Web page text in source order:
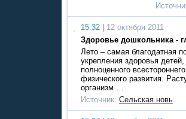
15:32 |
12 октября 2011
Здоровье дошкольника -
Лето – самая благодатная
укрепления здоровья
полноценного
физического развития.
организм …
Источник: Сельская новь